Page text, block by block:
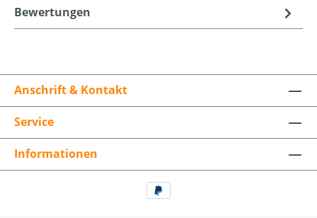
Bewertungen
Anschrift & Kontakt
Service
Informationen